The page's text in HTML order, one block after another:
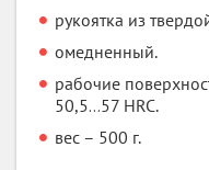
рукоятка из
омедненный.
рабочие
50,5…57 HRC.
вес – 500 г.